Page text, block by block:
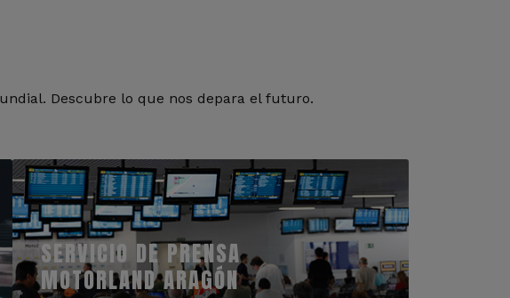
Descubre lo que nos depara el futuro.
SERVICIO DE PRENSA
MOTORLAND ARAGÓN